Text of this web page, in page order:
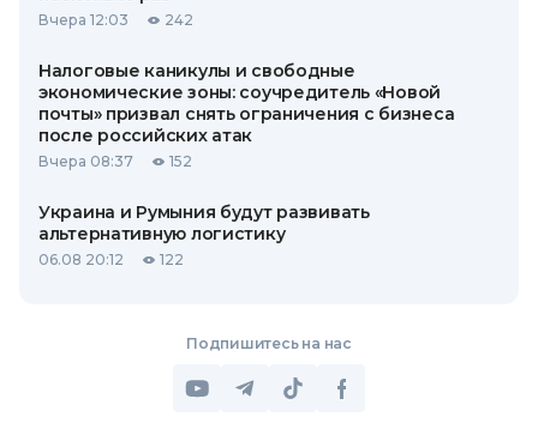
Вчера 12:03 242
Налоговые каникулы и свободные
экономические зоны: соучредитель «Новой
почты» призвал снять ограничения с бизнеса
после российских атак
Вчера 08:37 152
Украина и Румыния будут развивать
альтернативную логистику
06.08 20:12 122
Подпишитесь на нас